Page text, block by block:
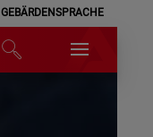
GEBÄRDENSPRACHE